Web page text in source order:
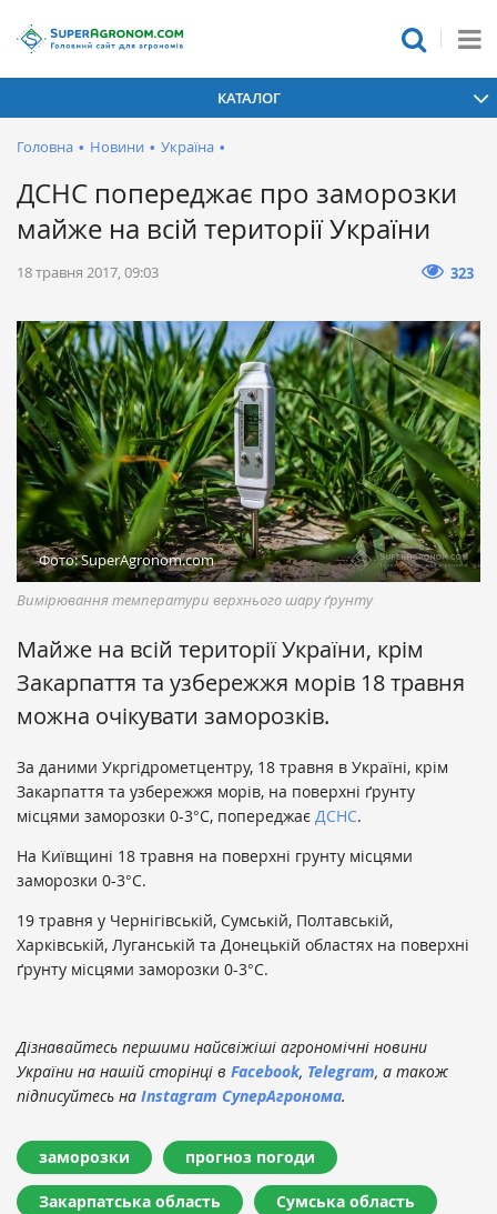
КАТАЛОГ
Головна • Новини • Україна •
ДСНС попереджає про заморозки
майже на всій території України
18 травня 2017, 09:03 323
Фото: SuperAgronom.com
Вимірювання температури верхнього шару ґрунту
Майже на всій території України, крім
Закарпаття та узбережжя морів 18 травня
можна очікувати заморозків.
За даними Укргідрометцентру, 18 травня в Україні, крім
Закарпаття та узбережжя морів, на поверхні ґрунту
місцями заморозки 0-3°С, попереджає ДСНС.
На Київщині 18 травня на поверхні грунту місцями
заморозки 0-3°С.
19 травня у Чернігівській, Сумській, Полтавській,
Харківській, Луганській та Донецькій областях на поверхні
ґрунту місцями заморозки 0-3°С.
Дізнавайтесь першими найсвіжіші агрономічні новини
України на нашій сторінці в Facebook, Telegram, а також
підписуйтесь на Instagram СуперАгронома.
заморозки прогноз погоди
Закарпатська область Сумська область